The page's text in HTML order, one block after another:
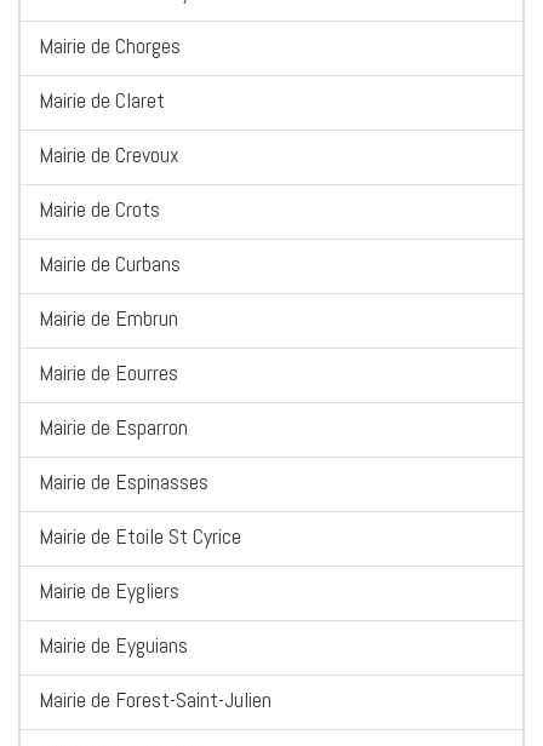
Mairie de Chorges
Mairie de Claret
Mairie de Crevoux
Mairie de Crots
Mairie de Curbans
Mairie de Embrun
Mairie de Eourres
Mairie de Esparron
Mairie de Espinasses
Mairie de Etoile St Cyrice
Mairie de Eygliers
Mairie de Eyguians
Mairie de Forest-Saint-Julien